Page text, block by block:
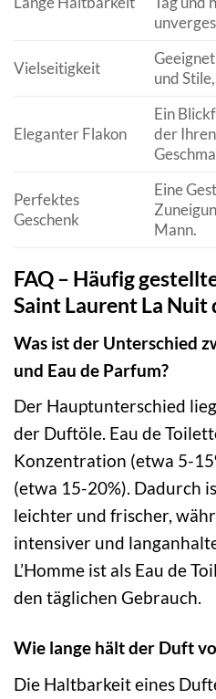
Vielseitigkeit
und
Eleganter Flakon
Ein
der
Perfektes
Geschenk
Eine
Mann.
FAQ – Häufig
Saint Laurent La Nuit
Was ist der Unterschied
und Eau de Parfum?
Der Hauptunterschied
der Duftöle. Eau de
Konzentration (etwa 5-
(etwa 15-20%). Dadurch
leichter und frischer,
intensiver und
L’Homme ist als Eau de
den täglichen Gebrauch.
Wie lange hält der Duft
Die Haltbarkeit eines